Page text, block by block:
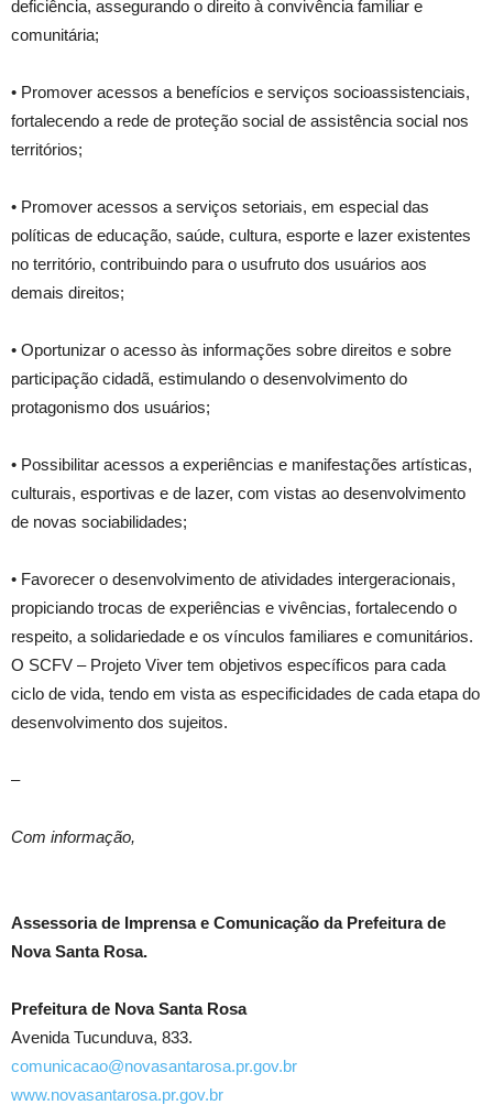
deficiência, assegurando o direito à convivência familiar e
comunitária;
• Promover acessos a benefícios e serviços socioassistenciais,
fortalecendo a rede de proteção social de assistência social nos
territórios;
• Promover acessos a serviços setoriais, em especial das
políticas de educação, saúde, cultura, esporte e lazer existentes
no território, contribuindo para o usufruto dos usuários aos
demais direitos;
• Oportunizar o acesso às informações sobre direitos e sobre
participação cidadã, estimulando o desenvolvimento do
protagonismo dos usuários;
• Possibilitar acessos a experiências e manifestações artísticas,
culturais, esportivas e de lazer, com vistas ao desenvolvimento
de novas sociabilidades;
• Favorecer o desenvolvimento de atividades intergeracionais,
propiciando trocas de experiências e vivências, fortalecendo o
respeito, a solidariedade e os vínculos familiares e comunitários.
O SCFV – Projeto Viver tem objetivos específicos para cada
ciclo de vida, tendo em vista as especificidades de cada etapa do
desenvolvimento dos sujeitos.
–
Com informação,
Assessoria de Imprensa e Comunicação da Prefeitura de
Nova Santa Rosa.
Prefeitura de Nova Santa Rosa
Avenida Tucunduva, 833.
comunicacao@novasantarosa.pr.gov.br
www.novasantarosa.pr.gov.br